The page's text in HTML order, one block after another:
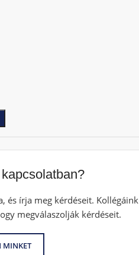
és írja meg kérdéseit. Kollégáink
megválaszolják kérdéseit.
MINKET